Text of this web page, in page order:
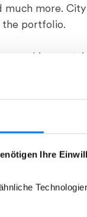
Ihre
much more.
portfolio.
to offer as
of the